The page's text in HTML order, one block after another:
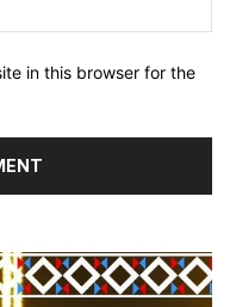
in this browser for the